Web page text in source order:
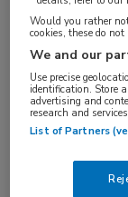
hartfalen(HF)
worden
HF. Deze
(ATTR-CM)
de
met HF en
hun
Would you rather
cookies, these do
We and our
Use precise
identification. Store
advertising and
research and
List of Partners